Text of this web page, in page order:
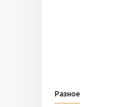
Разное